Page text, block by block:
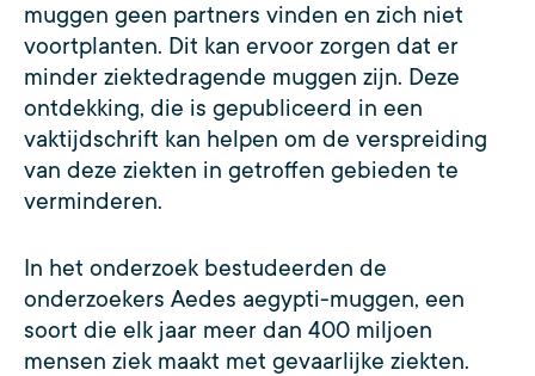
muggen geen partners vinden en zich niet
voortplanten. Dit kan ervoor zorgen dat er
minder ziektedragende muggen zijn. Deze
ontdekking, die is gepubliceerd in een
vaktijdschrift kan helpen om de verspreiding
van deze ziekten in getroffen gebieden te
verminderen.
In het onderzoek bestudeerden de
onderzoekers Aedes aegypti-muggen, een
soort die elk jaar meer dan 400 miljoen
mensen ziek maakt met gevaarlijke ziekten.